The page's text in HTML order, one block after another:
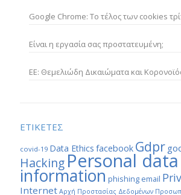
Google Chrome: Το τέλος των cookies
Είναι η εργασία σας προστατευμένη;
ΕΕ: Θεμελιώδη Δικαιώματα και
ΕΤΙΚΕΤΕΣ
covid-19 Data Ethics facebook Gdpr
Hacking Personal data
information phishing email
Internet Αρχή Προστασίας Δεδομένων